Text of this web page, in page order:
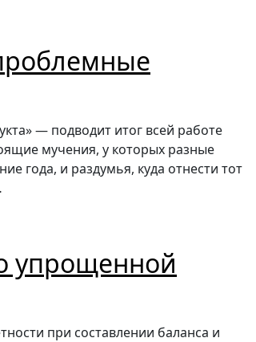
— подводит итог всей работе
мучения, у которых разные
года, и раздумья, куда отнести тот
упрощенной
при составлении баланса и